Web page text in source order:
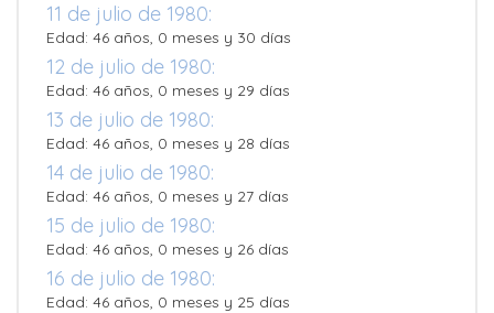
11 de julio de 1980:
Edad: 46 años, 0 meses y 30 días
12 de julio de 1980:
Edad: 46 años, 0 meses y 29 días
13 de julio de 1980:
Edad: 46 años, 0 meses y 28 días
14 de julio de 1980:
Edad: 46 años, 0 meses y 27 días
15 de julio de 1980:
Edad: 46 años, 0 meses y 26 días
16 de julio de 1980:
Edad: 46 años, 0 meses y 25 días